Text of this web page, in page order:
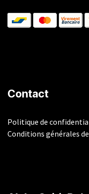
Contact
Politique de
Conditions générales